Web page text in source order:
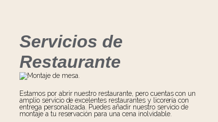
Servicios de
Restaurante
Estamos por abrir nuestro restaurante, pero cuentas con un
amplio servicio de excelentes restaurantes y licorería con
entrega personalizada. Puedes añadir nuestro servicio de
montaje a tu reservación para una cena inolvidable.